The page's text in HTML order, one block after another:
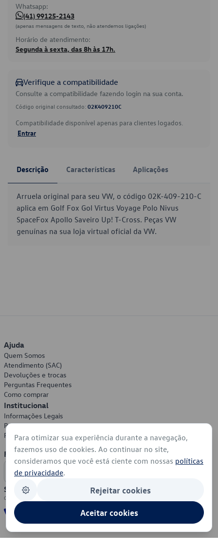
Whatsapp:
(41) 99125-2143
(apenas mensagens de texto, não atendemos ligações)
Horário de atendimento:
Segunda à sexta, das 8h às 17h.
Verifique a compatibilidade
Consulte a compatibilidade fazendo login na sua conta.
Código original consultado: 02K409210C
Compatibilidade disponível apenas para clientes logados.
Entrar
Descrição Características Aplicações
Arruela original para seu VW, o código 02K-409-210-C
aplica em Golf Fox Gol Virtus Voyage Polo Nivus
SpaceFox Apollo Saveiro Up! T-Cross. Peças VW
genuínas na sua loja virtual oficial da VW.
Ajuda
Quem Somos
Atendimento (SAC)
Devoluções e trocas
Perguntas Frequentes
Como comprar
Institucional
Informações Legais
Política de Privacidade
Política de Cookies
Formas de Pagamento
Segurança
Para otimizar sua experiência durante a navegação,
fazemos uso de cookies. Ao continuar no site,
consideramos que você está ciente com nossas políticas
de privacidade.
Rejeitar cookies
Aceitar cookies